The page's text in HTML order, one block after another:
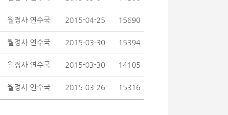
월정사 연수국 2015-04-25 15690
월정사 연수국 2015-03-30 15394
월정사 연수국 2015-03-30 14105
월정사 연수국 2015-03-26 15316